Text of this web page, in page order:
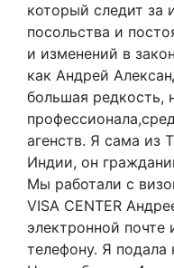
который следит за
посольства и
и изменений в
как Андрей
большая редкость,
агенств. Я сама
Индии, он
Мы работали с
VISA CENTER
электронной почте
телефону. Я